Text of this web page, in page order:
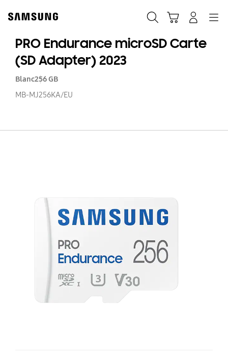
content
PRO Endurance microSD Carte
(SD Adapter) 2023
Blanc256 GB
MB-MJ256KA/EU